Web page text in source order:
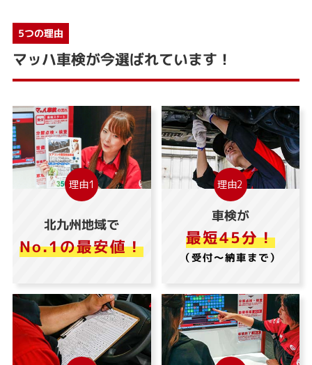
5つの理由
マッハ車検が今選ばれています！
理由1
北九州地域で
No.1の最安値！
理由2
車検が
最短45分！
（受付～納車まで）